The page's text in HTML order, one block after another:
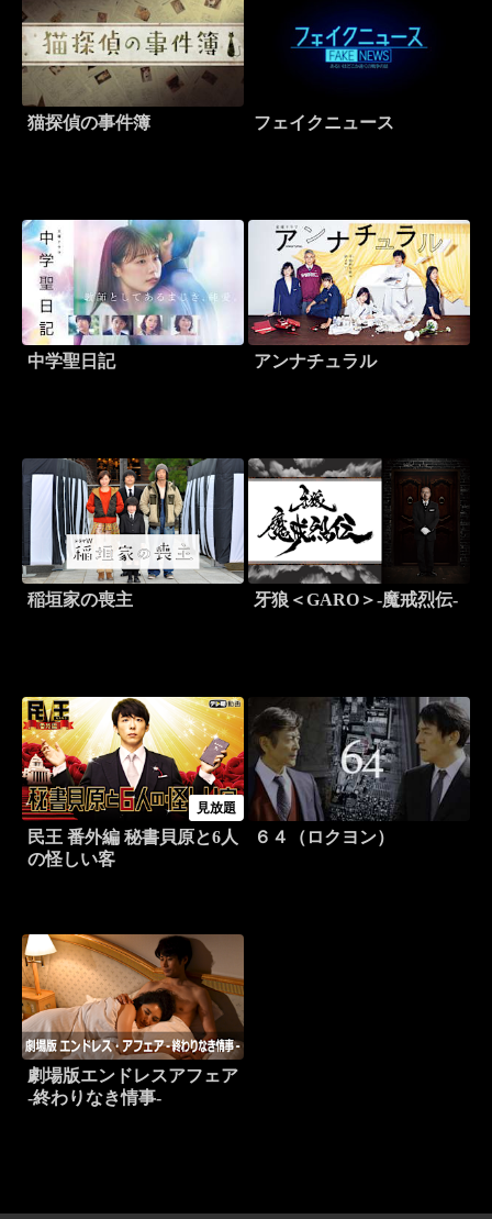
猫探偵の事件簿 フェイクニュース
中学聖日記 アンナチュラル
稲垣家の喪主 牙狼＜GARO＞-魔戒烈伝-
見放題
民王 番外編 秘書貝原と6人
の怪しい客
６４（ロクヨン）
劇場版エンドレスアフェア
-終わりなき情事-